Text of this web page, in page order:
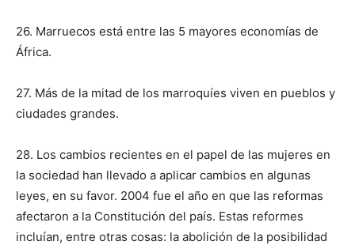
26. Marruecos está entre las 5 mayores economías de
África.
27. Más de la mitad de los marroquíes viven en pueblos y
ciudades grandes.
28. Los cambios recientes en el papel de las mujeres en
la sociedad han llevado a aplicar cambios en algunas
leyes, en su favor. 2004 fue el año en que las reformas
afectaron a la Constitución del país. Estas reformes
incluían, entre otras cosas: la abolición de la posibilidad